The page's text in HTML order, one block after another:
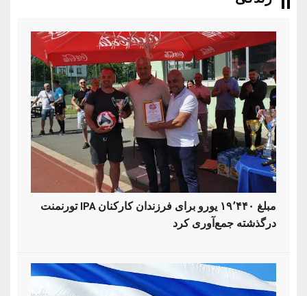
تورنمنت IPA مبلغ ۱۹٬۴۴۰ یورو برای فرزندان کارکنان
درگذشته جمع‌آوری کرد